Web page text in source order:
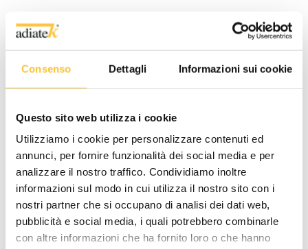
Consenso Dettagli Informazioni sui cookie
Questo sito web utilizza i cookie
Utilizziamo i cookie per personalizzare contenuti ed
annunci, per fornire funzionalità dei social media e per
analizzare il nostro traffico. Condividiamo inoltre
informazioni sul modo in cui utilizza il nostro sito con i
nostri partner che si occupano di analisi dei dati web,
pubblicità e social media, i quali potrebbero combinarle
con altre informazioni che ha fornito loro o che hanno
AMBIENTE
ControlFlow
Erogazione omogenea della
soluzione sulle spazzole
Scopri di più